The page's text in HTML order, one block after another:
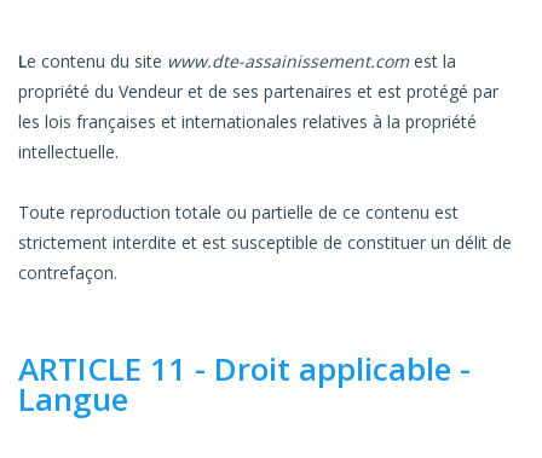
Le contenu du site www.dte-assainissement.comest la
propriété du Vendeur et de ses partenaires et est protégé par
les lois françaises et internationales relatives à la propriété
intellectuelle.
Toute reproduction totale ou partielle de ce contenu est
strictement interdite et est susceptible de constituer un délit de
contrefaçon.
ARTICLE 11 - Droit applicable -
Langue